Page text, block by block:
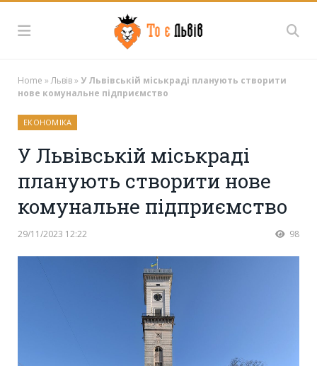
Home »Львів» У Львівській міськраді планують створити
нове комунальне підприємство
ЕКОНОМІКА
У Львівській міськраді
планують створити нове
комунальне підприємство
29/11/2023 12:22 98